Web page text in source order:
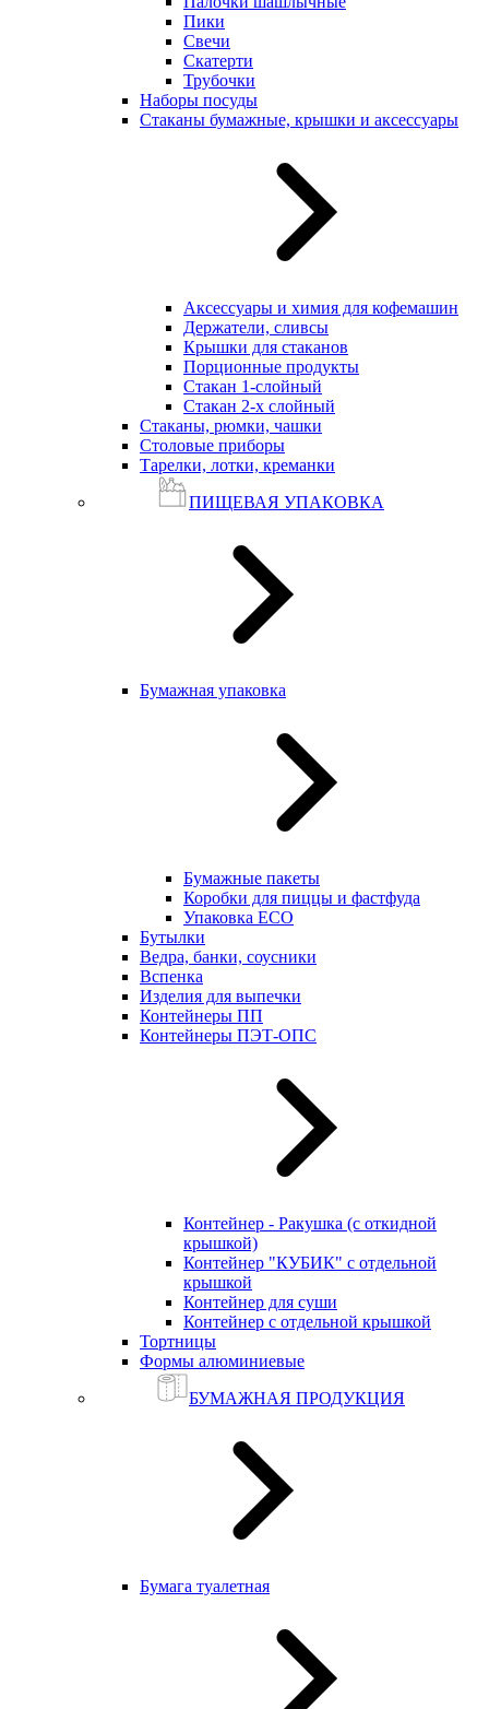
Пики
Свечи
Скатерти
Трубочки
Наборы посуды
Стаканы бумажные, крышки и аксессуары
Аксессуары и химия для кофемашин
Держатели, сливсы
Крышки для стаканов
Порционные продукты
Стакан 1-слойный
Стакан 2-х слойный
Стаканы, рюмки, чашки
Столовые приборы
Тарелки, лотки, креманки
ПИЩЕВАЯ УПАКОВКА
Бумажная упаковка
Бумажные пакеты
Коробки для пиццы и фастфуда
Упаковка ECO
Бутылки
Ведра, банки, соусники
Вспенка
Изделия для выпечки
Контейнеры ПП
Контейнеры ПЭТ-ОПС
Контейнер - Ракушка (с откидной
крышкой)
Контейнер "КУБИК" с отдельной
крышкой
Контейнер для суши
Контейнер с отдельной крышкой
Тортницы
Формы алюминиевые
БУМАЖНАЯ ПРОДУКЦИЯ
Бумага туалетная